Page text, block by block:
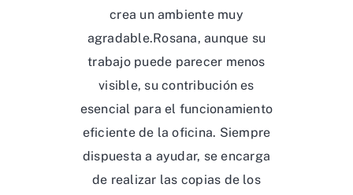
crea un ambiente muy
agradable.Rosana, aunque su
trabajo puede parecer menos
visible, su contribución es
esencial para el funcionamiento
eficiente de la oficina. Siempre
dispuesta a ayudar, se encarga
de realizar las copias de los